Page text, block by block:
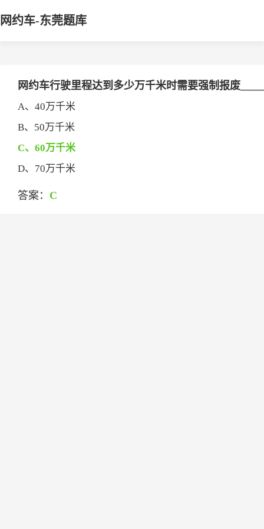
网约车-东莞题库
网约车行驶里程达到多少万千米时需要强制报废
A、40万千米
B、50万千米
C、60万千米
D、70万千米
答案： C